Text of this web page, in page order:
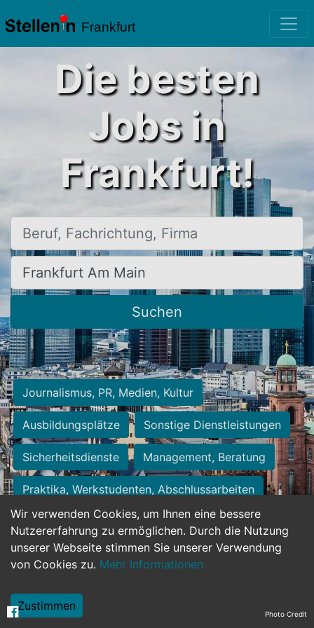
Frankfurt
Wir verwenden Cookies, um Ihnen eine bessere
Nutzererfahrung zu ermöglichen. Durch die Nutzung
unserer Webseite stimmen Sie unserer Verwendung
von Cookies zu. Mehr Informationen
Zustimmen
Die besten
Jobs in
Frankfurt!
Beruf, Fachrichtung, Firma
Ort, Stadt
Suchen
Journalismus, PR, Medien, Kultur
Ausbildungsplätze Sonstige Dienstleistungen
Sicherheitsdienste Management, Beratung
Praktika, Werkstudenten, Abschlussarbeiten
Personalwesen Assistenz, Sekretariat
Hilfskräfte, Aushilfs- und Nebenjobs
Weiterbildung, Studium, duale Ausbildung Photo Credit